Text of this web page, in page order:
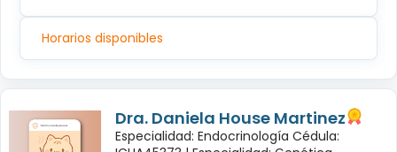
Horarios disponibles
Dra. Daniela House Martinez
Especialidad: Endocrinología Cédula: